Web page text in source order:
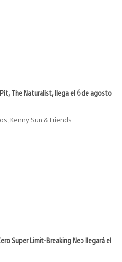
The Naturalist, llega el 6 de agosto
Kenny Sun & Friends
Super Limit-Breaking Neo llegará el